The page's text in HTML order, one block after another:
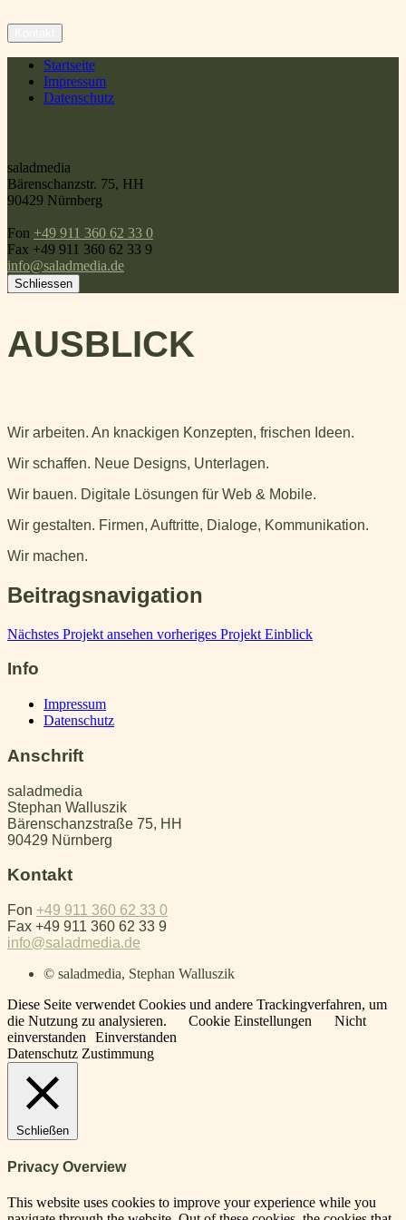
Startseite
Impressum
Datenschutz
saladmedia
Bärenschanzstr. 75, HH
90429 Nürnberg
Fon +49 911 360 62 33 0
Fax +49 911 360 62 33 9
info@saladmedia.de
Schliessen
AUSBLICK
Wir arbeiten. An knackigen Konzepten, frischen Ideen.
Wir schaffen. Neue Designs, Unterlagen.
Wir bauen. Digitale Lösungen für Web & Mobile.
Wir gestalten. Firmen, Auftritte, Dialoge, Kommunikation.
Wir machen.
Beitragsnavigation
Nächstes Projekt ansehen vorheriges Projekt Einblick
Info
Impressum
Datenschutz
Anschrift
saladmedia
Stephan Walluszik
Bärenschanzstraße 75, HH
90429 Nürnberg
Kontakt
Fon +49 911 360 62 33 0
Fax +49 911 360 62 33 9
info@saladmedia.de
© saladmedia, Stephan Walluszik
Diese Seite verwendet Cookies und andere Trackingverfahren, um
die Nutzung zu analysieren.
Cookie Einstellungen
Nicht
einverstanden
Einverstanden
Datenschutz Zustimmung
Schließen
Privacy Overview
This website uses cookies to improve your experience while you